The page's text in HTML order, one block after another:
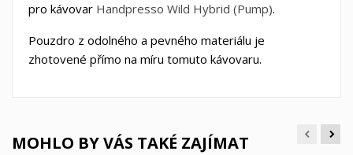
pro kávovar Handpresso Wild Hybrid (Pump).
Pouzdro z odolného a pevného materiálu je
zhotovené přímo na míru tomuto kávovaru.
MOHLO BY VÁS TAKÉ ZAJÍMAT
Zrušit Přihlásit se